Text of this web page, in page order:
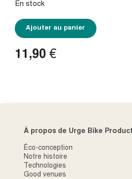
11,90 €
À propos de Urge Bike
Éco-conception
Notre histoire
Technologies
Good venues
mails, tout en comprenant que je
désinscrire de ces communications
mon inscription.